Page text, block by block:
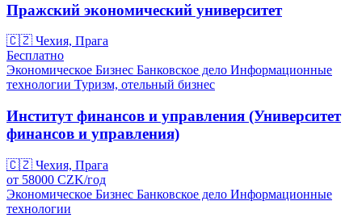
Пражский экономический университет
🇨🇿 Чехия, Прага
Бесплатно
Экономическое Бизнес Банковское дело Информационные
технологии Туризм, отельный бизнес
Институт финансов и управления (Университет
финансов и управления)
🇨🇿 Чехия, Прага
от 58000 CZK/год
Экономическое Бизнес Банковское дело Информационные
технологии